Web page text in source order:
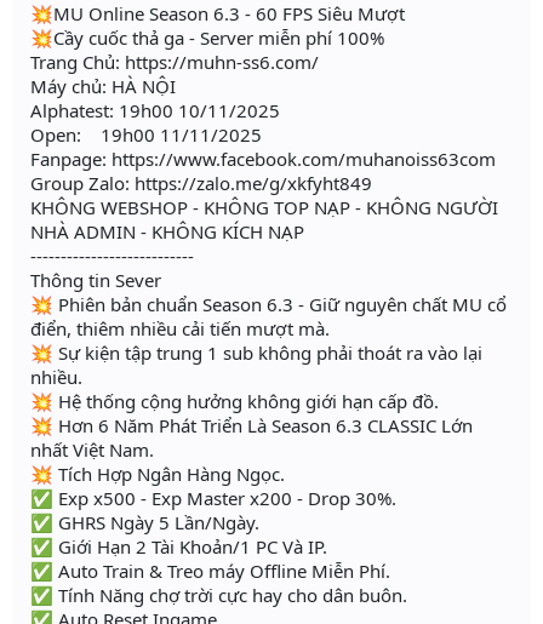
💥MU Online Season 6.3 - 60 FPS Siêu Mượt
💥Cầy cuốc thả ga - Server miễn phí 100%
Trang Chủ: https://muhn-ss6.com/
Máy chủ: HÀ NỘI
Alphatest: 19h00 10/11/2025
Open: 19h00 11/11/2025
Fanpage: https://www.facebook.com/muhanoiss63com
Group Zalo: https://zalo.me/g/xkfyht849
KHÔNG WEBSHOP - KHÔNG TOP NẠP - KHÔNG NGƯỜI
NHÀ ADMIN - KHÔNG KÍCH NẠP
---------------------------
Thông tin Sever
💥 Phiên bản chuẩn Season 6.3 - Giữ nguyên chất MU cổ
điển, thiêm nhiều cải tiến mượt mà.
💥 Sự kiện tập trung 1 sub không phải thoát ra vào lại
nhiều.
💥 Hệ thống cộng hưởng không giới hạn cấp đồ.
💥 Hơn 6 Năm Phát Triển Là Season 6.3 CLASSIC Lớn
nhất Việt Nam.
💥 Tích Hợp Ngân Hàng Ngọc.
✅ Exp x500 - Exp Master x200 - Drop 30%.
✅ GHRS Ngày 5 Lần/Ngày.
✅ Giới Hạn 2 Tài Khoản/1 PC Và IP.
✅ Auto Train & Treo máy Offline Miễn Phí.
✅ Tính Năng chợ trời cực hay cho dân buôn.